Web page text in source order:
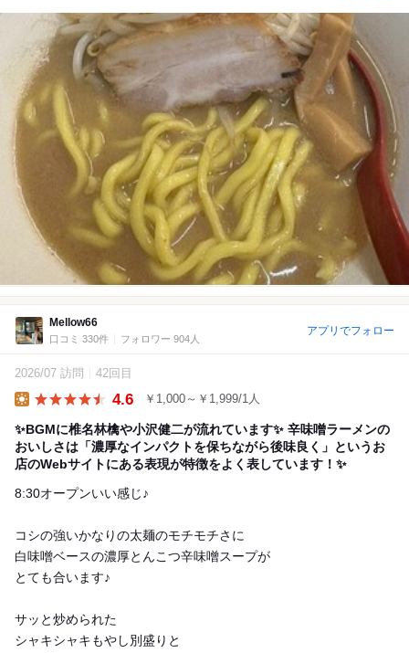
Mellow66
口コミ 330件 フォロワー 904人
アプリでフォロー
2026/07 訪問 42回目
4.6 ￥1,000～￥1,999/1人
✨BGMに椎名林檎や小沢健二が流れています✨ 辛味噌ラーメンの
おいしさは「濃厚なインパクトを保ちながら後味良く」というお
店のWebサイトにある表現が特徴をよく表しています！✨
8:30オープンいい感じ♪
コシの強いかなりの太麺のモチモチさに
白味噌ベースの濃厚とんこつ辛味噌スープが
とても合います♪
サッと炒められた
シャキシャキもやし別盛りと